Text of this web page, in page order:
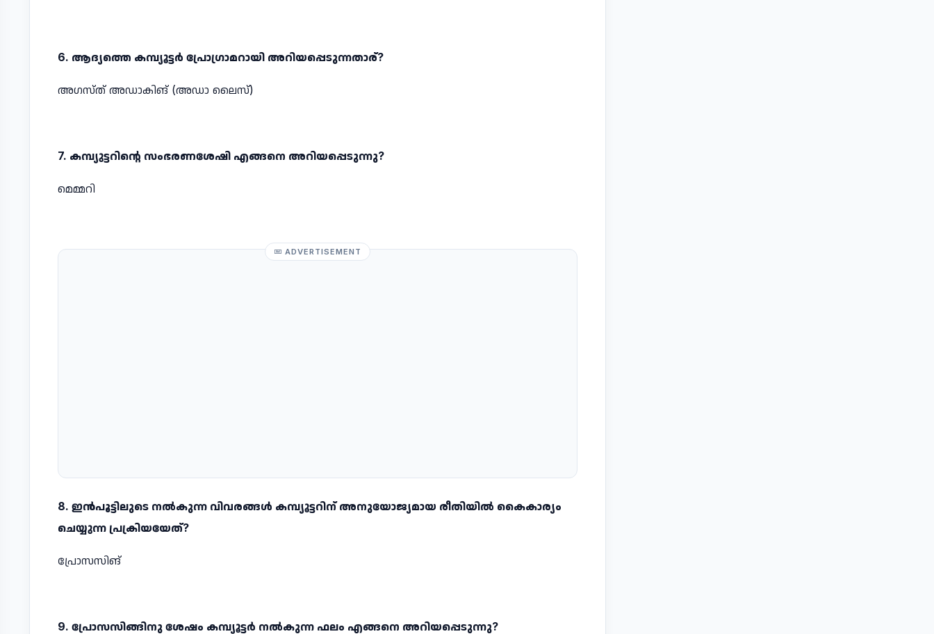
6. ആദ്യത്തെ കമ്പ്യൂട്ടര്‍ പ്രോഗ്രാമറായി അറിയപ്പെടുന്നതാര്‌?
അഗസ്ത്‌ അഡാകിങ്‌ (അഡാ ലൈസ്)
7. കമ്പ്യുട്ടറിന്റെ സംഭരണശേഷി എങ്ങനെ അറിയപ്പെടുന്നു?
മെമ്മറി
ADVERTISEMENT
8. ഇന്‍പൂട്ടിലുടെ നല്‍കുന്ന വിവരങ്ങള്‍ കമ്പ്യൂട്ടറിന്‌ അനുയോജ്യമായ രീതിയില്‍ കൈകാര്യം
ചെയ്യുന്ന പ്രക്രിയയേത്‌?
പ്രോസസിങ്‌
9. പ്രോസസിങ്ങിനു ശേഷം കമ്പ്യൂട്ടര്‍ നല്‍കുന്ന ഫലം എങ്ങനെ അറിയപ്പെടുന്നു?